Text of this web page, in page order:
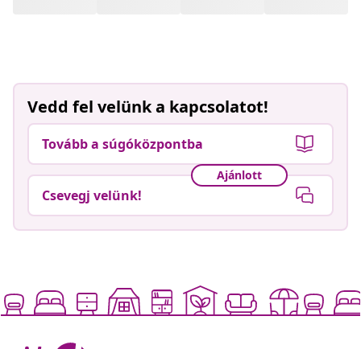
Vedd fel velünk a kapcsolatot!
Tovább a súgóközpontba
Ajánlott
Csevegj velünk!